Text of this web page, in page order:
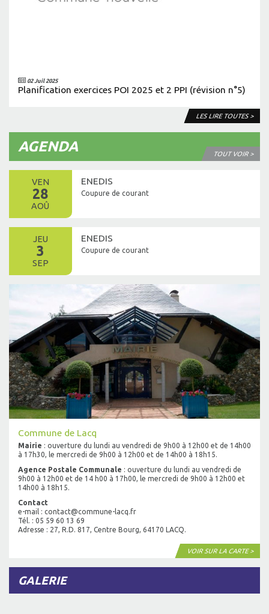
02 Juil 2025
Planification exercices POI 2025 et 2 PPI (révision n°5)
LES LIRE TOUTES >
AGENDA TOUT VOIR >
VEN
28
AOÛ
ENEDIS
Coupure de courant
JEU
3
SEP
ENEDIS
Coupure de courant
Commune de Lacq
Mairie : ouverture du lundi au vendredi de 9h00 à 12h00 et de 14h00
à 17h30, le mercredi de 9h00 à 12h00 et de 14h00 à 18h15.
Agence Postale Communale : ouverture du lundi au vendredi de
9h00 à 12h00 et de 14 h00 à 17h00, le mercredi de 9h00 à 12h00 et
14h00 à 18h15.
Contact
e-mail : contact@commune-lacq.fr
Tél. : 05 59 60 13 69
Adresse : 27, R.D. 817, Centre Bourg, 64170 LACQ.
VOIR SUR LA CARTE >
GALERIE